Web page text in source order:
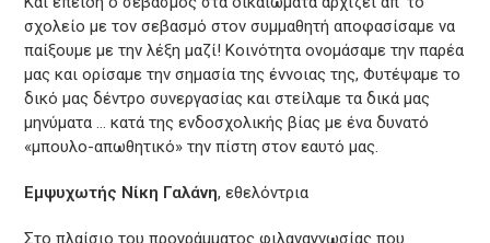
σχολείο με τον σεβασμό στον συμμαθητή αποφασίσαμε να
παίξουμε με την λέξη μαζί! Κοινότητα ονομάσαμε την παρέα
μας και ορίσαμε την σημασία της έννοιας της, Φυτέψαμε το
δικό μας δέντρο συνεργασίας και στείλαμε τα δικά μας
μηνύματα … κατά της ενδοσχολικής βίας με ένα δυνατό
«μπουλο-απωθητικό» την πίστη στον εαυτό μας.
Εμψυχωτής Νίκη Γαλάνη, εθελόντρια
Στο πλαίσιο του προγράμματος φιλαναγνωσίας που